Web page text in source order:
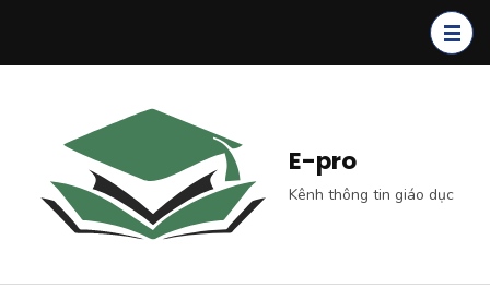
E-pro
Kênh thông tin giáo dục